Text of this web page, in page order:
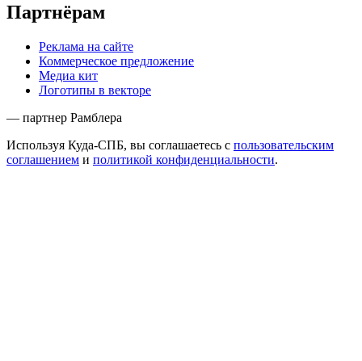
Партнёрам
Реклама на сайте
Коммерческое предложение
Медиа кит
Логотипы в векторе
— партнер Рамблера
Используя Куда-СПБ, вы соглашаетесь с пользовательским
соглашением и политикой конфиденциальности.